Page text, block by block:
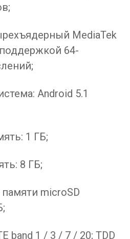
MediaTek
64-
Android 5.1
1 ГБ;
8 ГБ;
microSD
band 1 / 3 / 7 / 20; TDD